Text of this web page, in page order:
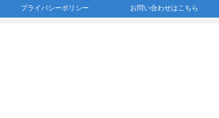
プライバシーポリシー お問い合わせはこちら